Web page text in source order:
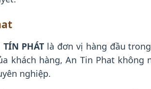
TÍN PHÁT là đơn vị hàng đầu
khách hàng, An Tin Phat
nghiệp.